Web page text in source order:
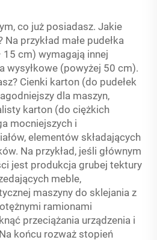
co już posiadasz. Jakie
przykład małe pudełka
cm) wymagają innej
wysyłkowe (powyżej 50 cm).
Cienki karton (do pudełek
dla maszyn,
karton (do ciężkich
mocniejszych i
elementów składających
Na przykład, jeśli głównym
jest produkcja grubej tektury
meble,
maszyny do sklejania z
ramionami
przeciążania urządzenia i
końcu rozważ stopień